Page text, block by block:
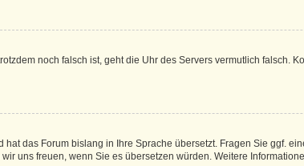
noch falsch ist, geht die Uhr des Servers vermutlich falsch.
das Forum bislang in Ihre Sprache übersetzt. Fragen Sie ggf.
uns freuen, wenn Sie es übersetzen würden. Weitere